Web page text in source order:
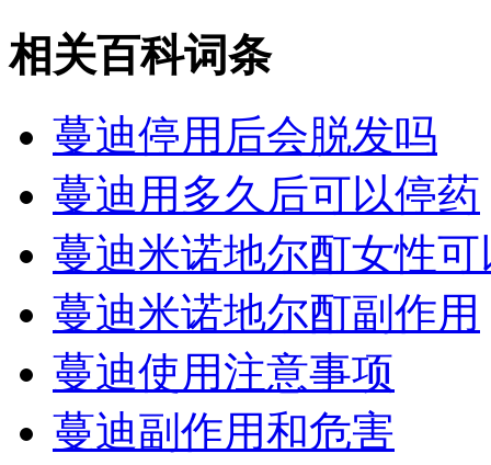
相关百科词条
蔓迪停用后会脱发吗
蔓迪用多久后可以停药
蔓迪米诺地尔酊女性
蔓迪米诺地尔酊副作用
蔓迪使用注意事项
蔓迪副作用和危害